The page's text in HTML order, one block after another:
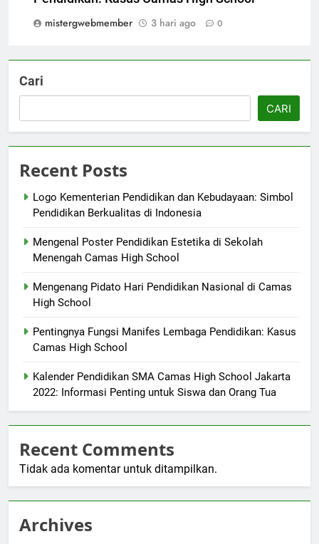
mistergwebmember
3 hari ago 0
Cari
CARI
Recent Posts
Logo Kementerian Pendidikan dan Kebudayaan: Simbol
Pendidikan Berkualitas di Indonesia
Mengenal Poster Pendidikan Estetika di Sekolah
Menengah Camas High School
Mengenang Pidato Hari Pendidikan Nasional di Camas
High School
Pentingnya Fungsi Manifes Lembaga Pendidikan: Kasus
Camas High School
Kalender Pendidikan SMA Camas High School Jakarta
2022: Informasi Penting untuk Siswa dan Orang Tua
Recent Comments
Tidak ada komentar untuk ditampilkan.
Archives